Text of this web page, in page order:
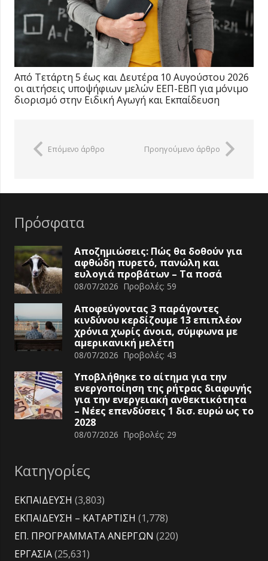
Από Τετάρτη 5 έως και Δευτέρα 10 Αυγούστου 2026
οι αιτήσεις υποψήφιων μελών ΕΕΠ-ΕΒΠ για μόνιμο
διορισμό στην Ειδική Αγωγή και Εκπαίδευση
Επόμενο άρθρο Προηγούμενο άρθρο
Πρόσφατα
Αποζημιώσεις: Πώς θα δοθούν για
αφθώδη πυρετό, πανώλη και
ευλογιά προβάτων – Τα ποσά
08/07/2026 Προβολές: 59
Αποφεύγοντας 3 παράγοντες
κινδύνου κερδίζουμε 13 επιπλέον
χρόνια χωρίς άνοια, σύμφωνα με
αμερικανική μελέτη
08/07/2026 Προβολές: 43
Υποβλήθηκε το αίτημα για την
ενεργοποίηση της ρήτρας διαφυγής
για την ενεργειακή ανθεκτικότητα
– Νέες επενδύσεις 1 δισ. ευρώ ως το
2028
08/07/2026 Προβολές: 29
Κατηγορίες
ΕΚΠΑΙΔΕΥΣΗ (3,803)
ΕΚΠΑΙΔΕΥΣΗ – ΚΑΤΑΡΤΙΣΗ (1,778)
ΕΠ. ΠΡΟΓΡΑΜΜΑΤΑ ΑΝΕΡΓΩΝ (220)
ΕΡΓΑΣΙΑ(25,631)